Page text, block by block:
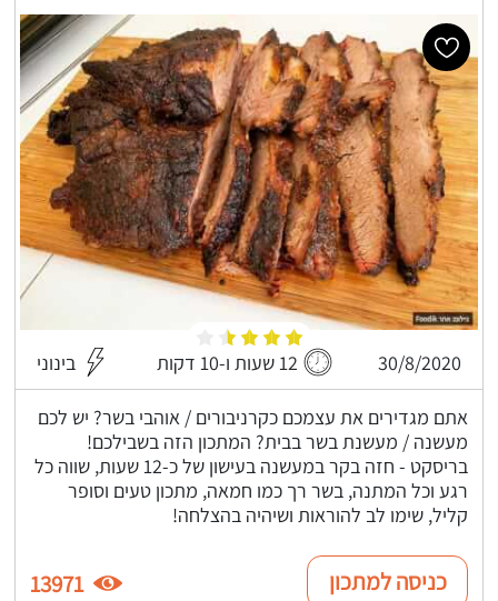
30/8/2020 12 שעות ו-10 דקות בינוני
אתם מגדירים את עצמכם כקרניבורים / אוהבי בשר? יש לכם
מעשנה / מעשנת בשר בבית? המתכון הזה בשבילכם!
בריסקט - חזה בקר במעשנה בעישון של כ-12 שעות, שווה כל
רגע וכל המתנה, בשר רך כמו חמאה, מתכון טעים וסופר
קליל, שימו לב להוראות ושיהיה בהצלחה!
כניסה למתכון 13971